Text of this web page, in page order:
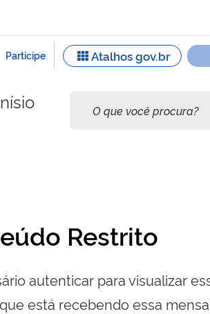
Restrito
autenticar para visualizar
está recebendo essa